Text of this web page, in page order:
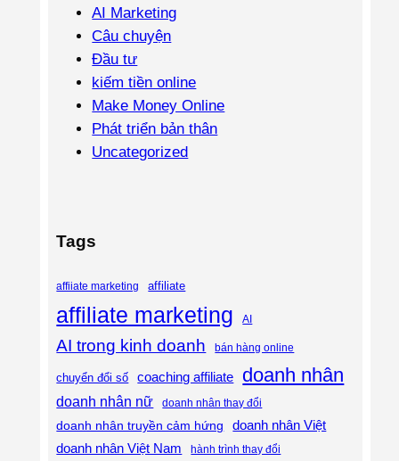
AI Marketing
Câu chuyện
Đầu tư
kiếm tiền online
Make Money Online
Phát triển bản thân
Uncategorized
Tags
affiiate marketing affiliate
affiliate marketing AI
AI trong kinh doanh bán hàng online
chuyển đổi số coaching affiliate doanh nhân
doanh nhân nữ doanh nhân thay đổi
doanh nhân truyền cảm hứng
doanh nhân Việt
doanh nhân Việt Nam
hành trình thay đổi